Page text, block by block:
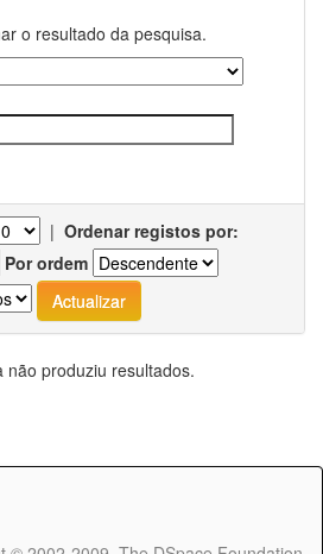
o resultado da pesquisa.
| Ordenar registos por:
Por ordem
não produziu resultados.